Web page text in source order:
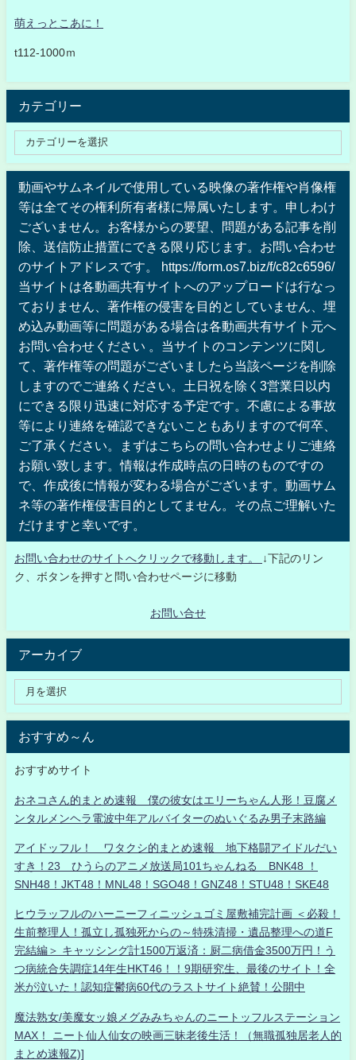
萌えっとこあに！
t112-1000ｍ
カテゴリー
動画やサムネイルで使用している映像の著作権や肖像権
等は全てその権利所有者様に帰属いたします。申しわけ
ございません。お客様からの要望、問題がある記事を削
除、送信防止措置にできる限り応じます。お問い合わせ
のサイトアドレスです。 https://form.os7.biz/f/c82c6596/
当サイトは各動画共有サイトへのアップロードは行なっ
ておりません、著作権の侵害を目的としていません、埋
め込み動画等に問題がある場合は各動画共有サイト元へ
お問い合わせください 。当サイトのコンテンツに関し
て、著作権等の問題がございましたら当該ページを削除
しますのでご連絡ください。土日祝を除く3営業日以内
にできる限り迅速に対応する予定です。不慮による事故
等により連絡を確認できないこともありますので何卒、
ご了承ください。まずはこちらの問い合わせよりご連絡
お願い致します。情報は作成時点の日時のものですの
で、作成後に情報が変わる場合がございます。動画サム
ネ等の著作権侵害目的としてません。その点ご理解いた
だけますと幸いです。
お問い合わせのサイトへクリックで移動します。
↓下記のリン
ク、ボタンを押すと問い合わせページに移動
お問い合せ
アーカイブ
おすすめ～ん
おすすめサイト
おネコさん的まとめ速報 僕の彼女はエリーちゃん人形！豆腐メ
ンタルメンヘラ電波中年アルバイターのぬいぐるみ男子末路編
アイドッフル！ ワタクシ的まとめ速報 地下格闘アイドルだい
すき！23 ひうらのアニメ放送局101ちゃんねる BNK48 ！
SNH48！JKT48！MNL48！SGO48！GNZ48！STU48！SKE48
ヒウラッフルのハーニーフィニッシュゴミ屋敷補完計画 ＜必殺！
生前整理人！孤立し孤独死からの～特殊清掃・遺品整理への道F
完結編＞ キャッシング計1500万返済：厨二病借金3500万円！う
つ病統合失調症14年生HKT46！！9期研究生、最後のサイト！全
米が泣いた！認知症鬱病60代のラストサイト絶賛！公開中
魔法熟女/美魔女ッ娘メグみみちゃんのニートッフルステーション
MAX！ ニート仙人仙女の映画三昧老後生活！（無職孤独居老人的
まとめ速報Z)]